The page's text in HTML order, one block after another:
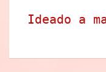
Ideado a